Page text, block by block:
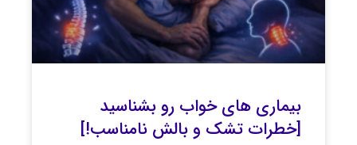
بیماری های خواب رو بشناسید
[خطرات تشک و بالش نامناسب!]